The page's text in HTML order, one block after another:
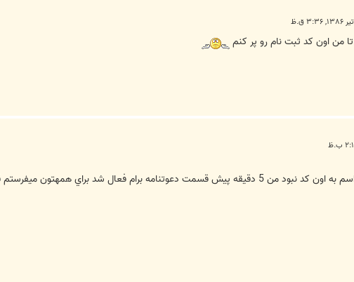
من اون کد ثبت نام رو پر کنم
برام فعال شد براي همهتون ميفرستم فعلا 10 تا دارم